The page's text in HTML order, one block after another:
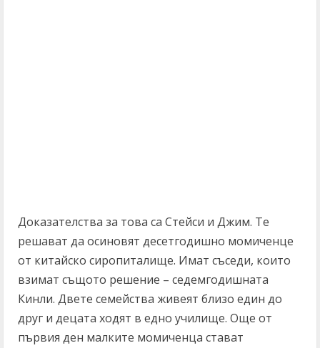
Доказателства за това са Стейси и Джим. Те
решават да осиновят десетгодишно момиченце
от китайско сиропиталище. Имат съседи, които
взимат същото решение – седемгодишната
Кинли. Двете семейства живеят близо един до
друг и децата ходят в едно училище. Още от
първия ден малките момиченца стават